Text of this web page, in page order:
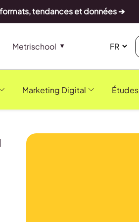
tendances et données ➔
Metrischool
Marketing Digital Études